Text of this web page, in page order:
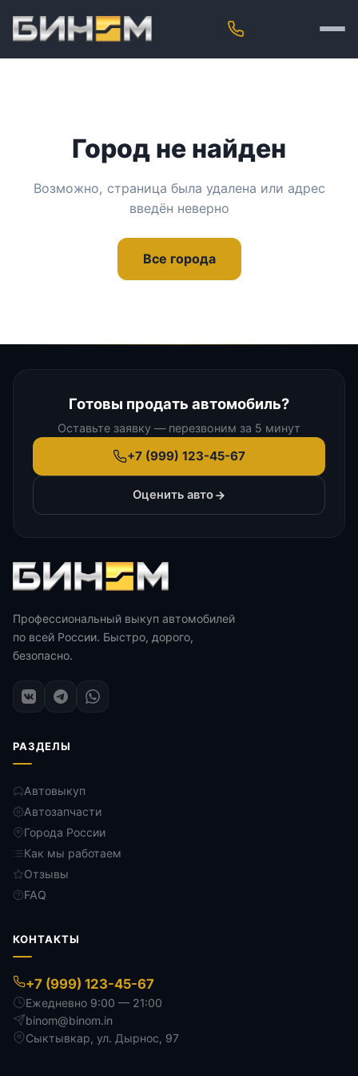
Город не найден
Возможно, страница была удалена или адрес
введён неверно
Все города
Готовы продать автомобиль?
Оставьте заявку — перезвоним за 5 минут
+7 (999) 123-45-67
Оценить авто
Профессиональный выкуп автомобилей
по всей России. Быстро, дорого,
безопасно.
РАЗДЕЛЫ
Автовыкуп
Автозапчасти
Города России
Как мы работаем
Отзывы
FAQ
КОНТАКТЫ
+7 (999) 123-45-67
Ежедневно 9:00 — 21:00
binom@binom.in
Сыктывкар, ул. Дырнос, 97